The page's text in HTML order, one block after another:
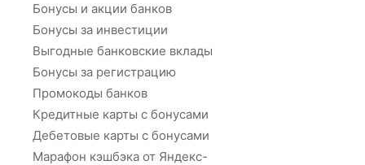
Бонусы и акции банков
Бонусы за инвестиции
Выгодные банковские вклады
Бонусы за регистрацию
Промокоды банков
Кредитные карты с бонусами
Дебетовые карты с бонусами
Марафон кэшбэка от Яндекс-